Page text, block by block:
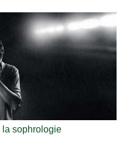
la sophrologie